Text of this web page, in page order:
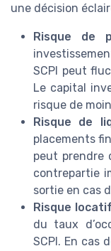
une décision
Risque de
SCPI peut
Le capital
risque de
Risque de
placements
peut prendre
contrepartie
sortie en cas
Risque locatif
du taux
SCPI. En cas